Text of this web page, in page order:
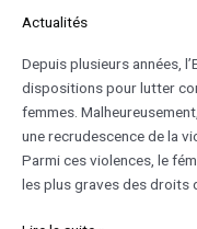
Actualités
Depuis plusieurs années,
dispositions pour lutter
femmes.
une recrudescence de la
Parmi ces violences, le
les plus graves des droits